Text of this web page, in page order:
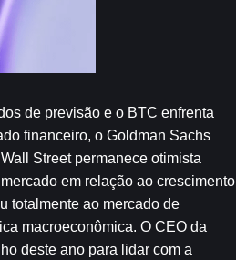
de previsão e o BTC enfrenta
financeiro, o Goldman Sachs
Street permanece otimista
em relação ao crescimento
totalmente ao mercado de
macroeconômica. O CEO da
deste ano para lidar com a